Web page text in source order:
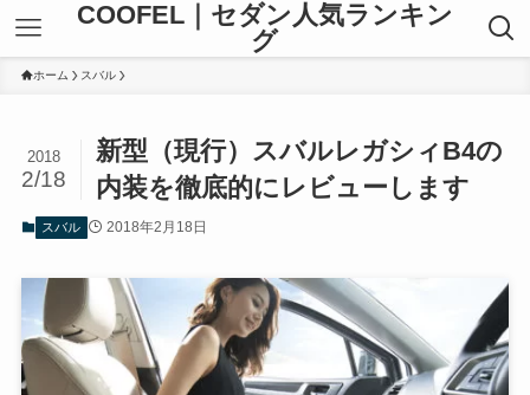
COOFEL｜セダン人気ランキン
グ
ホーム スバル
新型（現行）スバルレガシィB4の
内装を徹底的にレビューします
2018
2/18
スバル 2018年2月18日